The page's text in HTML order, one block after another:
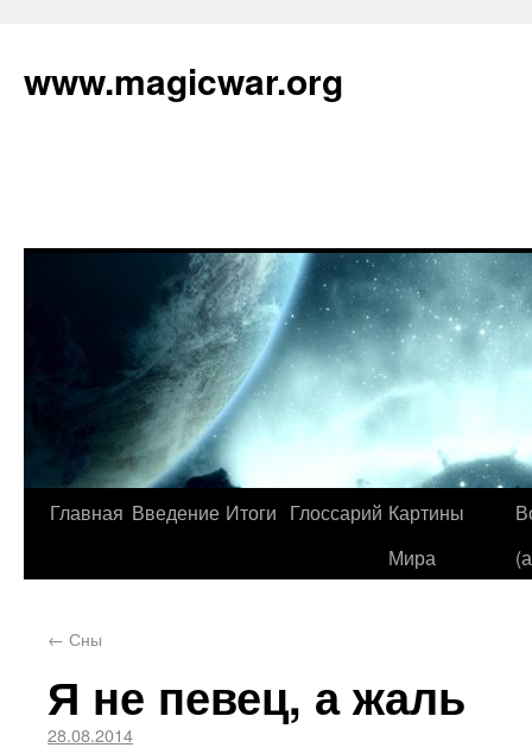
www.magicwar.org
Главная Введение Итоги Глоссарий Картины
Мира
← Сны
Я не певец, а жаль
28.08.2014